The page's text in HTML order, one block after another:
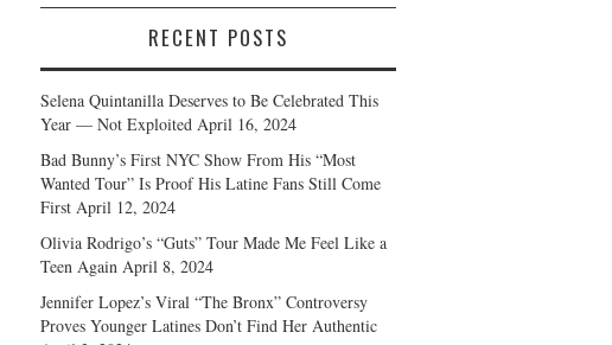
RECENT POSTS
Selena Quintanilla Deserves to Be Celebrated This
Year — Not Exploited April 16, 2024
Bad Bunny’s First NYC Show From His “Most
Wanted Tour” Is Proof His Latine Fans Still Come
First April 12, 2024
Olivia Rodrigo’s “Guts” Tour Made Me Feel Like a
Teen Again April 8, 2024
Jennifer Lopez’s Viral “The Bronx” Controversy
Proves Younger Latines Don’t Find Her Authentic